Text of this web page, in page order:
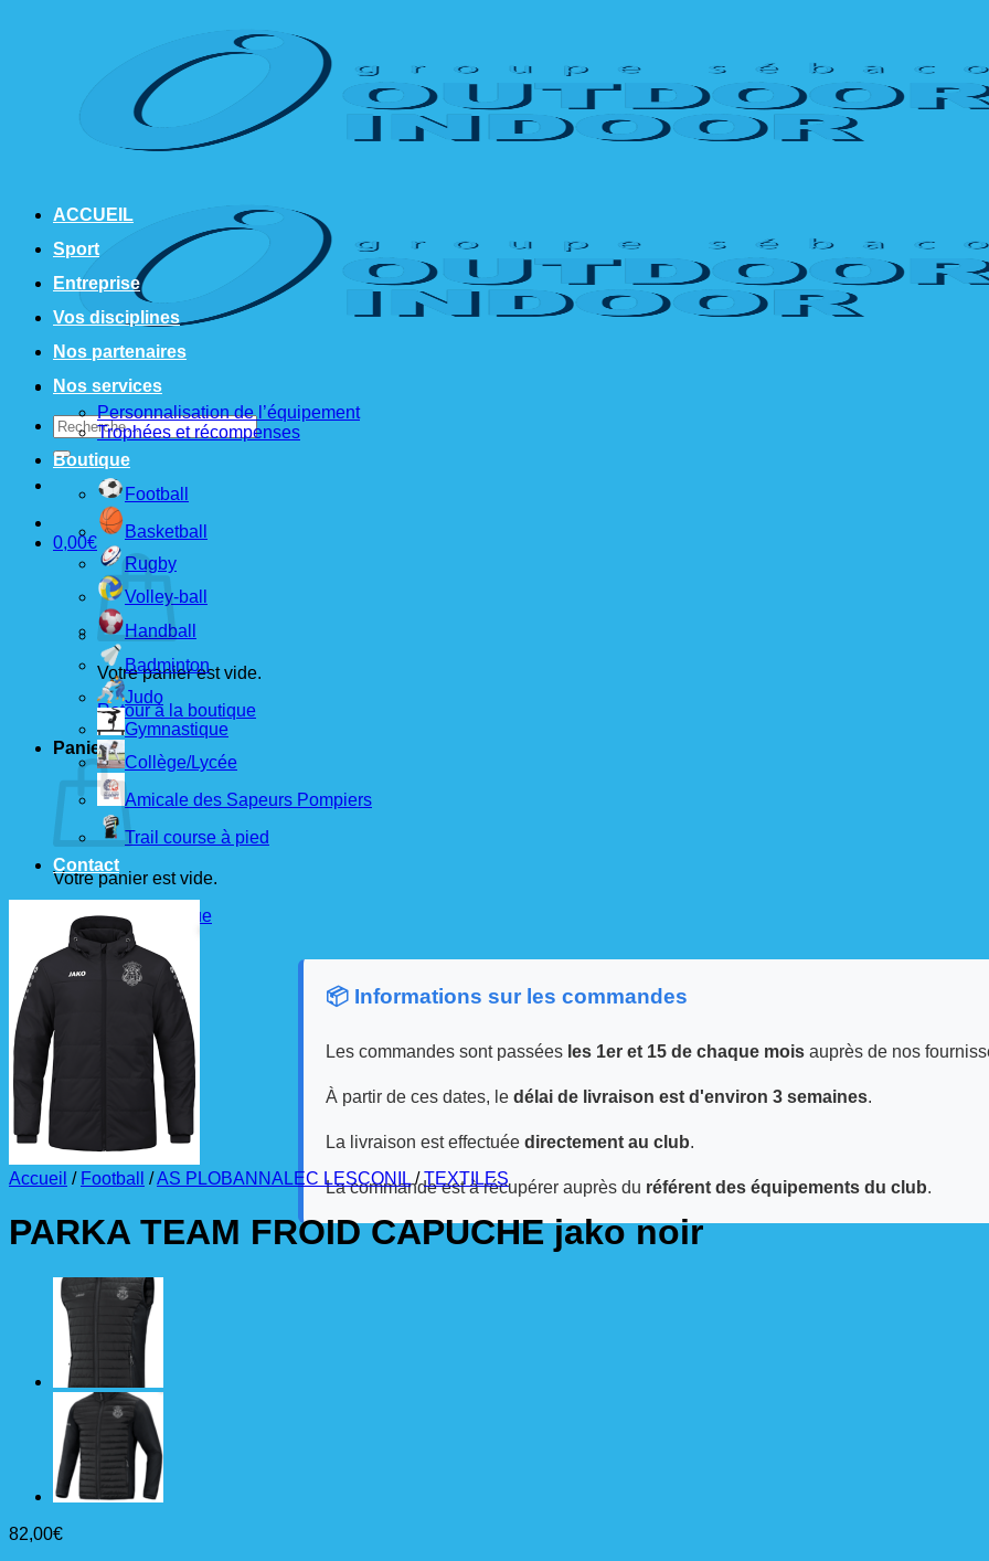
Recherche
pour :
0,00€
Votre panier est vide.
Retour à la boutique
Panier
Votre panier est vide.
Retour à la boutique
📦 Informations sur les commandes
Les commandes sont passées les 1er et 15 de chaque moisauprès de nos
À partir de ces dates, le délai de livraison est d'environ 3 semaines.
La livraison est effectuée directement au club.
La commande est à récupérer auprès du référent des équipements du club.
ACCUEIL
Sport
Entreprise
Vos disciplines
Nos partenaires
Nos services
Personnalisation de l’équipement
Trophées et récompenses
Boutique
Football
Basketball
Rugby
Volley-ball
Handball
Badminton
Judo
Gymnastique
Collège/Lycée
Amicale des Sapeurs Pompiers
Trail course à pied
Contact
Accueil / Football /AS PLOBANNALEC LESCONIL / TEXTILES
PARKA TEAM FROID CAPUCHE jako noir
82,00€